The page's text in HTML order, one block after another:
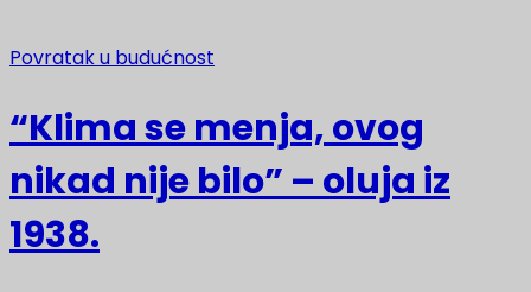
Povratak u budućnost
“Klima se menja, ovog
nikad nije bilo” – oluja iz
1938.